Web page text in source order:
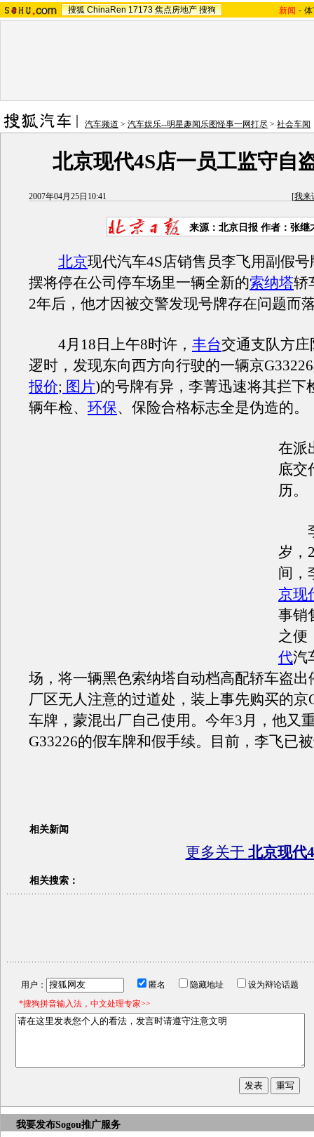
搜狐 ChinaRen 17173 焦点房地产 搜狗 新闻 -
汽车频道 > 汽车娱乐--明星趣闻乐图怪事一网打尽 > 社会车闻
北京现代4S店一员工监守自
2007年04月25日10:41 [我来
来源：北京日报 作者：张继
北京现代汽车4S店销售员李飞用副假
摆将停在公司停车场里一辆全新的索纳塔轿
2年后，他才因被交警发现号牌存在问题而
4月18日上午8时许， 丰台交通支队方
逻时，发现东向西方向行驶的一辆京
报价; 图片)的号牌有异，李菁迅速将其拦下
辆年检、 环保、保险合格标志全是伪造的。
在派
底交
历。
李
岁，
间，
京现
事销
之便
代汽
场，将一辆黑色索纳塔自动档高配轿车盗出
厂区无人注意的过道处，装上事先购买的京
车牌，蒙混出厂自己使用。今年3月，他又
G33226的假车牌和假手续。目前，李飞已
相关新闻
更多关于 北京现代
相关搜索：
用户： 匿名 隐藏地址
设为辩论话题
*搜狗拼音输入法，中文处理专家>>
我要发布Sogou推广服务